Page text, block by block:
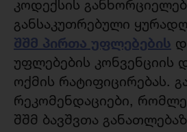
კოდექსის
განსაკუთრებული
შშმ პირთა უფლებების
უფლებების კონვენციის
ოქმის რატიფიცირებას.
რეკომენდაციები,
შშმ ბავშვთა